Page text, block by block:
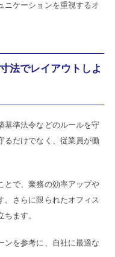
ニケーションを重視するオ
法でレイアウトしよ
基準法令などのルールを守
るだけでなく、従業員が働
とで、業務の効率アップや
。さらに限られたオフィス
ます。
ンを参考に、自社に最適な